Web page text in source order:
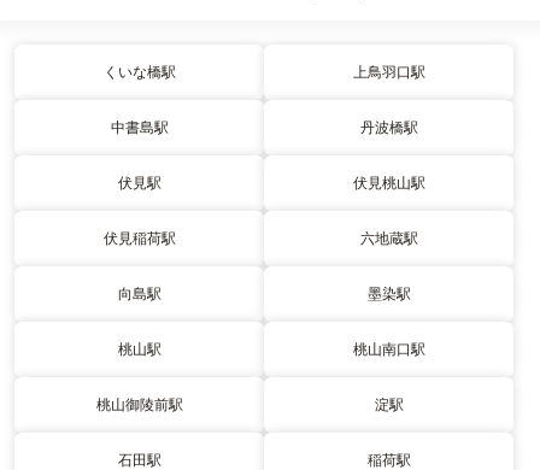
くいな橋駅 上鳥羽口駅
中書島駅 丹波橋駅
伏見駅 伏見桃山駅
伏見稲荷駅 六地蔵駅
向島駅 墨染駅
桃山駅 桃山南口駅
桃山御陵前駅 淀駅
石田駅 稲荷駅